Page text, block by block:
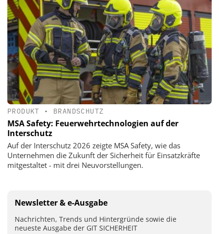
PRODUKT • BRANDSCHUTZ
MSA Safety: Feuerwehrtechnologien auf der
Interschutz
Auf der Interschutz 2026 zeigte MSA Safety, wie das
Unternehmen die Zukunft der Sicherheit für Einsatzkräfte
mitgestaltet - mit drei Neuvorstellungen.
Newsletter & e-Ausgabe
Nachrichten, Trends und Hintergründe sowie die
neueste Ausgabe der GIT SICHERHEIT